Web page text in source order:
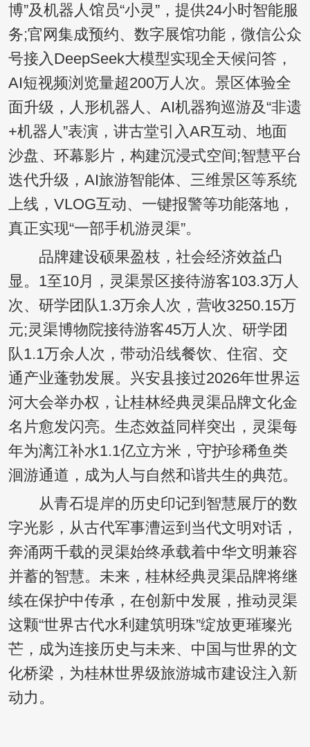
博”及机器人馆员“小灵”，提供24小时智能服
务;官网集成预约、数字展馆功能，微信公众
号接入DeepSeek大模型实现全天候问答，
AI短视频浏览量超200万人次。景区体验全
面升级，人形机器人、AI机器狗巡游及“非遗
+机器人”表演，讲古堂引入AR互动、地面
沙盘、环幕影片，构建沉浸式空间;智慧平台
迭代升级，AI旅游智能体、三维景区等系统
上线，VLOG互动、一键报警等功能落地，
真正实现“一部手机游灵渠”。
品牌建设硕果盈枝，社会经济效益凸
显。1至10月，灵渠景区接待游客103.3万人
次、研学团队1.3万余人次，营收3250.15万
元;灵渠博物院接待游客45万人次、研学团
队1.1万余人次，带动沿线餐饮、住宿、交
通产业蓬勃发展。兴安县接过2026年世界运
河大会举办权，让桂林经典灵渠品牌文化金
名片愈发闪亮。生态效益同样突出，灵渠每
年为漓江补水1.1亿立方米，守护珍稀鱼类
洄游通道，成为人与自然和谐共生的典范。
从青石堤岸的历史印记到智慧展厅的数
字光影，从古代军事漕运到当代文明对话，
奔涌两千载的灵渠始终承载着中华文明兼容
并蓄的智慧。未来，桂林经典灵渠品牌将继
续在保护中传承，在创新中发展，推动灵渠
这颗“世界古代水利建筑明珠”绽放更璀璨光
芒，成为连接历史与未来、中国与世界的文
化桥梁，为桂林世界级旅游城市建设注入新
动力。